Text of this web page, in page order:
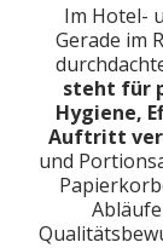
Im Hotel-
Gerade im
steht für
Hygiene,
Auftritt
und